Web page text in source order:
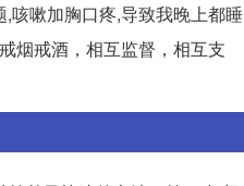
咳嗽加胸口疼,导致我晚上都睡
烟戒酒，相互监督，相互支